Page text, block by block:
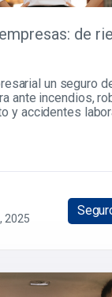
de
un seguro
ante incendios,
y accidentes
2025